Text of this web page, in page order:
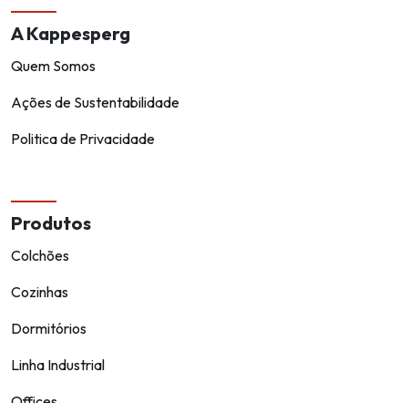
A Kappesperg
Quem Somos
Ações de Sustentabilidade
Politica de Privacidade
Produtos
Colchões
Cozinhas
Dormitórios
Linha Industrial